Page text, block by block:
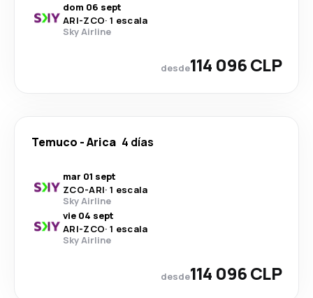
dom 06 sept
ARI-ZCO· 1 escala
Sky Airline
desde114 096 CLP
Temuco -Arica 4 días
mar 01 sept
ZCO-ARI· 1 escala
Sky Airline
vie 04 sept
ARI-ZCO· 1 escala
Sky Airline
desde114 096 CLP